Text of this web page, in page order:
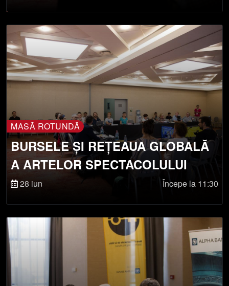
MASĂ ROTUNDĂ
BURSELE ȘI REȚEAUA GLOBALĂ
A ARTELOR SPECTACOLULUI
28 iun Începe la 11:30